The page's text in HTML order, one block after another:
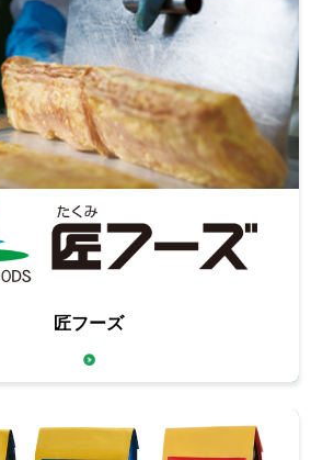
卵と食肉、それぞれの匠が
お客様の要望にきめ細かく対応
匠フーズ